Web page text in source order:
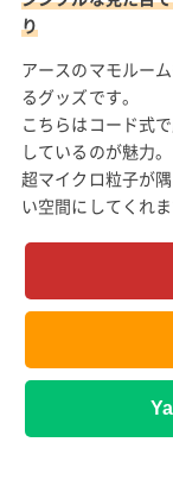
り
アースのマモルー
るグッズです。
こちらはコード式
しているのが魅力。
超マイクロ粒子が
い空間にしてくれま